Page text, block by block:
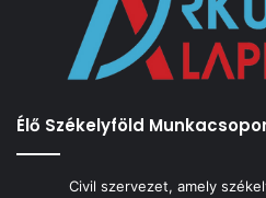
Élő Székelyföld
Civil szervezet, amely